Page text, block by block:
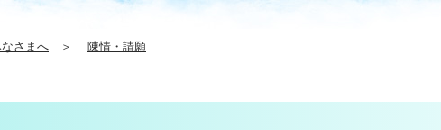
さまへ
陳情・請願